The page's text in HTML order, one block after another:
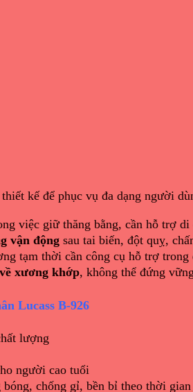
kế để phục vụ đa dạng người
việc giữ thăng bằng, cần hỗ trợ
vận động sau tai biến, đột quỵ,
tạm thời cần công cụ hỗ trợ trong
xương khớp, không thể đứng
Lucass B-926
lượng
người cao tuổi
bóng, chống gỉ, bền bỉ theo thời gian